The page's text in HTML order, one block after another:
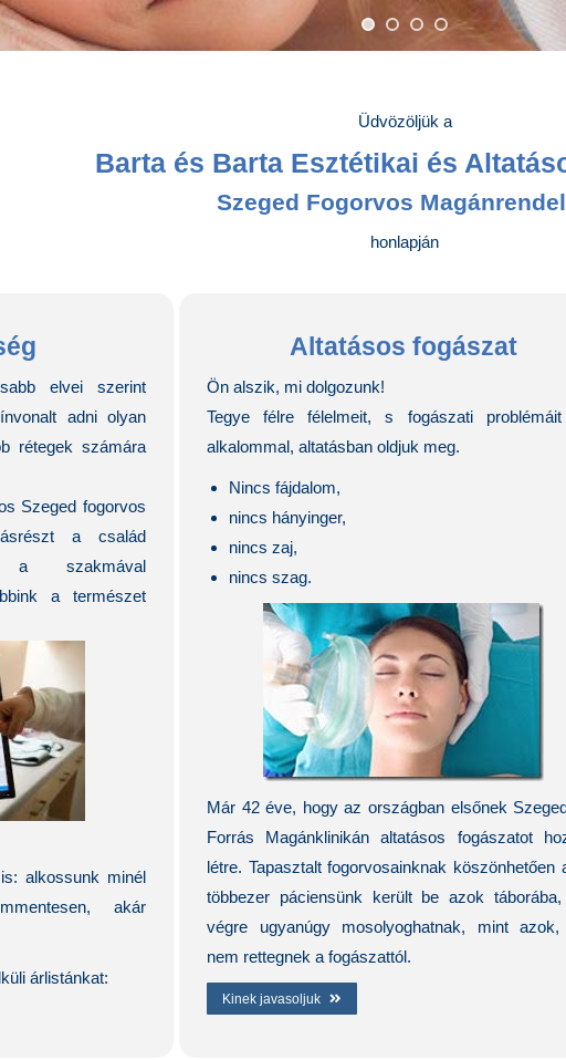
Üdvözöljük a
Barta és Barta Esztétikai és
Szeged Fogorvos
honlapján
elvei szerint
adni olyan
rétegek számára
Szeged fogorvos
a család
a szakmával
a természet
alkossunk minél
akár
árlistánkat:
Altatásos fogászat
Ön alszik, mi dolgozunk!
Tegye félre félelmeit, s fogászati
alkalommal, altatásban oldjuk meg.
Nincs fájdalom,
nincs hányinger,
nincs zaj,
nincs szag.
Már 42 éve, hogy az országban elsőnek
Forrás Magánklinikán altatásos fogászatot
létre. Tapasztalt fogorvosainknak köszönhetően
többezer páciensünk került be azok táborába,
végre ugyanúgy mosolyoghatnak, mint
nem rettegnek a fogászattól.
Kinek javasoljuk